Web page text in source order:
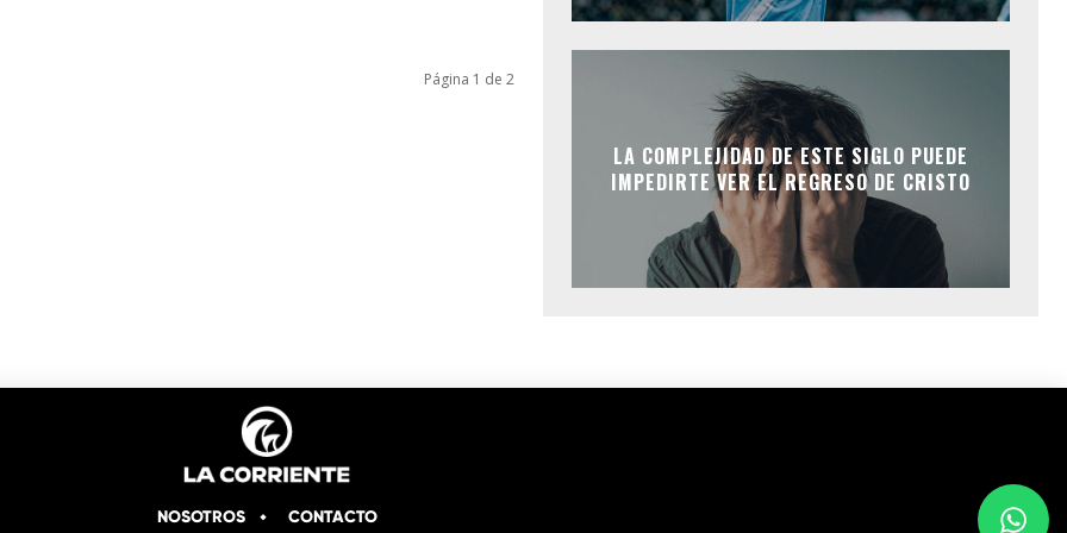
Página 1 de 2
LA COMPLEJIDAD DE ESTE SIGLO PUEDE
IMPEDIRTE VER EL REGRESO DE CRISTO
NOSOTROS CONTACTO